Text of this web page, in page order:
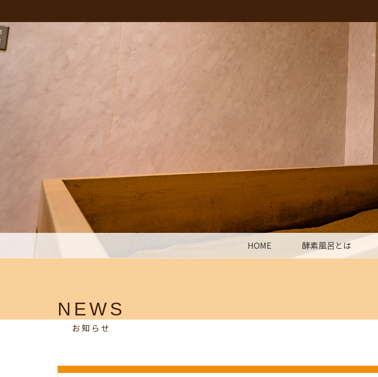
HOME 酵素風呂とは
NEWS
お知らせ